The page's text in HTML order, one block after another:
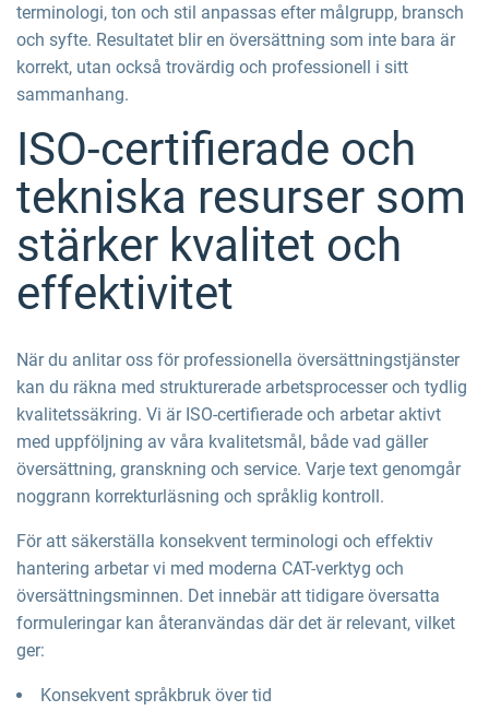
terminologi, ton och stil anpassas efter målgrupp, bransch
och syfte. Resultatet blir en översättning som inte bara är
korrekt, utan också trovärdig och professionell i sitt
sammanhang.
ISO-certifierade och
tekniska resurser som
stärker kvalitet och
effektivitet
När du anlitar oss för professionella översättningstjänster
kan du räkna med strukturerade arbetsprocesser och tydlig
kvalitetssäkring. Vi är ISO-certifierade och arbetar aktivt
med uppföljning av våra kvalitetsmål, både vad gäller
översättning, granskning och service. Varje text genomgår
noggrann korrekturläsning och språklig kontroll.
För att säkerställa konsekvent terminologi och effektiv
hantering arbetar vi med moderna CAT-verktyg och
översättningsminnen. Det innebär att tidigare översatta
formuleringar kan återanvändas där det är relevant, vilket
ger:
Konsekvent språkbruk över tid